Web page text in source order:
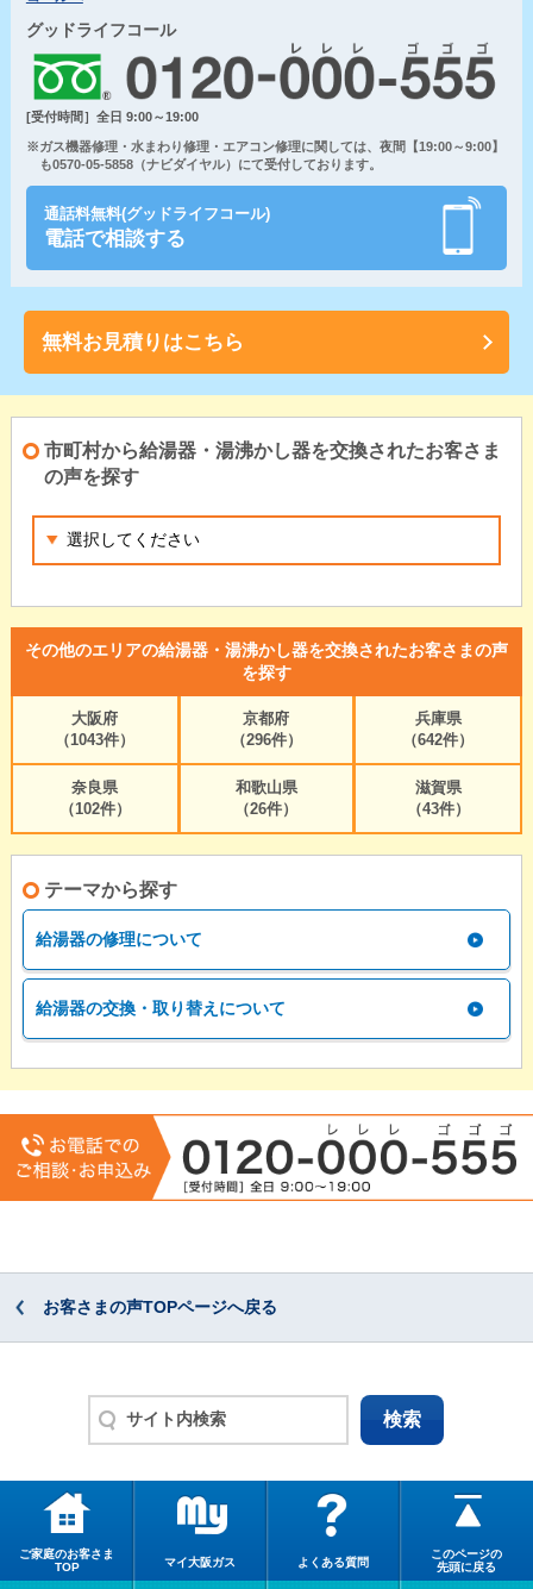
グッドライフコール
[受付時間］全日 9:00～19:00
※ガス機器修理・水まわり修理・エアコン修理に関しては、夜間【19:00～9:00】
も0570-05-5858（ナビダイヤル）にて受付しております。
通話料無料(グッドライフコール)
電話で相談する
無料お見積りはこちら
市町村から給湯器・湯沸かし器を交換されたお客さま
の声を探す
その他のエリアの給湯器・湯沸かし器を交換されたお客さまの声
を探す
大阪府
（1043件）
京都府
（296件）
兵庫県
（642件）
奈良県
（102件）
和歌山県
（26件）
滋賀県
（43件）
テーマから探す
給湯器の修理について
給湯器の交換・取り替えについて
お客さまの声TOPページへ戻る
ご家庭のお客さま
TOP
マイ大阪ガス よくある質問
このページの
先頭に戻る